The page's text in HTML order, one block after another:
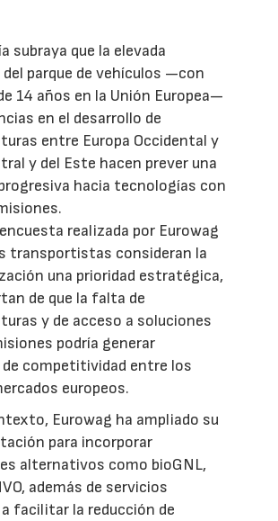
subraya que la elevada
parque de vehículos —con
14 años en la Unión Europea—
en el desarrollo de
entre Europa Occidental y
y del Este hacen prever una
hacia tecnologías con
realizada por Eurowag
transportistas consideran la
una prioridad estratégica,
de que la falta de
y de acceso a soluciones
podría generar
competitividad entre los
europeos.
Eurowag ha ampliado su
para incorporar
alternativos como bioGNL,
además de servicios
facilitar la reducción de